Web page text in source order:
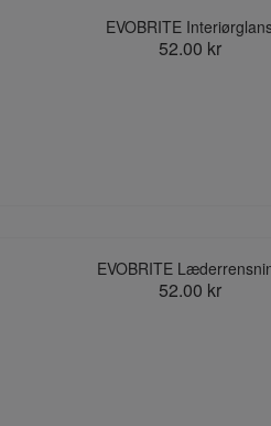
EVOBRITE
52.00 kr
EVOBRITE
52.00 kr